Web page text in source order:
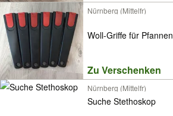
Nürnberg (Mittelfr)
Woll-Griffe für Pfannen
Zu Verschenken
Nürnberg (Mittelfr)
Suche Stethoskop